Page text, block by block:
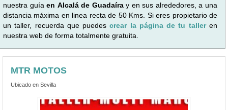
nuestra guíaen Alcalá de Guadaíray en sus alrededores, a una
distancia máxima en linea recta de 50 Kms. Si eres propietario de
un taller, recuerda que puedescrear la página de tu talleren
nuestra web de forma totalmente gratuita.
MTR MOTOS
Ubicado en Sevilla